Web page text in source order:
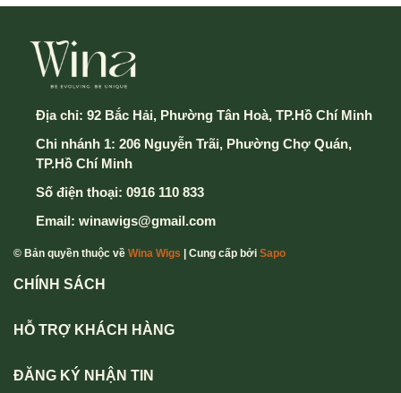
Địa chỉ: 92 Bắc Hải, Phường Tân Hoà, TP.Hồ Chí Minh
Chi nhánh 1: 206 Nguyễn Trãi, Phường Chợ Quán,
TP.Hồ Chí Minh
Số điện thoại: 0916 110 833
Email: winawigs@gmail.com
© Bản quyền thuộc về Wina Wigs | Cung cấp bởi Sapo
CHÍNH SÁCH
HỖ TRỢ KHÁCH HÀNG
ĐĂNG KÝ NHẬN TIN